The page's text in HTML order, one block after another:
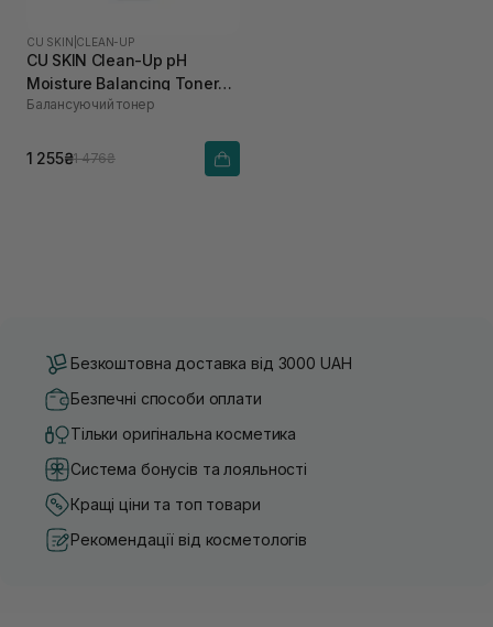
CU SKIN CLEAN-UP
CU SKIN Clean-Up pH
Moisture Balancing Toner
200 мл
Балансуючий тонер
1 255₴1 476₴
Безкоштовна доставка від 3000 UAH
Безпечні способи оплати
Тільки оригінальна косметика
Система бонусів та лояльності
Кращі ціни та топ товари
Рекомендації від косметологів